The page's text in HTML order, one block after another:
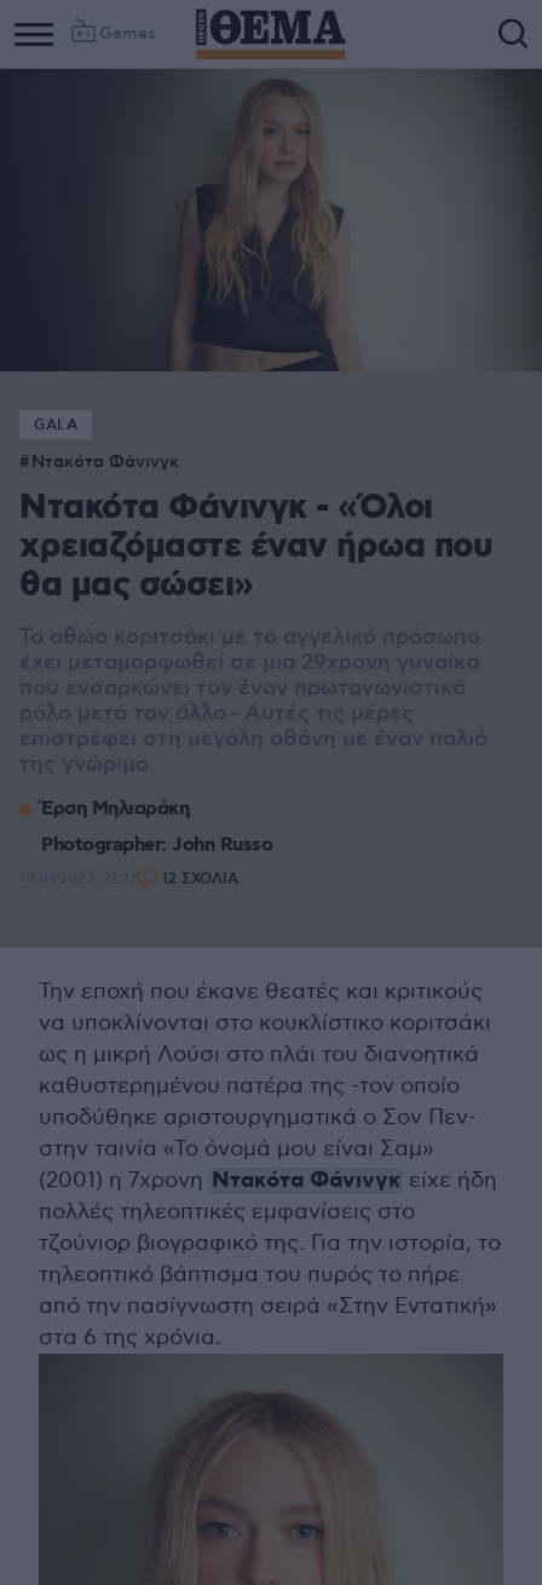
Games
GALA
Ντακότα Φάνινγκ
Ντακότα Φάνινγκ - «Όλοι
χρειαζόμαστε έναν ήρωα που
θα μας σώσει»
Το αθώο κοριτσάκι με το αγγελικό πρόσωπο
έχει μεταμορφωθεί σε μια 29χρονη γυναίκα
που ενσαρκώνει τον έναν πρωταγωνιστικό
ρόλο μετά τον άλλο - Αυτές τις μέρες
επιστρέφει στη μεγάλη οθόνη με έναν παλιό
της γνώριμο
Έρση Μηλιαράκη
Photographer: John Russo
12 ΣΧΟΛΙΑ
Την εποχή που έκανε θεατές και κριτικούς
να υποκλίνονται στο κουκλίστικο κοριτσάκι
ως η μικρή Λούσι στο πλάι του διανοητικά
καθυστερημένου πατέρα της -τον οποίο
υποδύθηκε αριστουργηματικά ο Σον Πεν-
στην ταινία «Το όνομά μου είναι Σαμ»
(2001) η 7χρονη Ντακότα Φάνινγκ είχε ήδη
πολλές τηλεοπτικές εμφανίσεις στο
τζούνιορ βιογραφικό της. Για την ιστορία, το
τηλεοπτικό βάπτισμα του πυρός το πήρε
από την πασίγνωστη σειρά «Στην Εντατική»
στα 6 της χρόνια.